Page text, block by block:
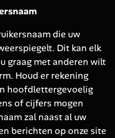
die uw
Dit kan elk
graag met anderen wilt
Houd er rekening
hoofdlettergevoelig
of cijfers mogen
zal naast al uw
berichten op onze site